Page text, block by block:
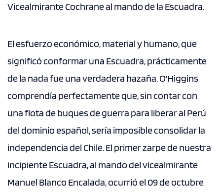
Vicealmirante Cochrane al mando de la Escuadra.
El esfuerzo económico, material y humano, que
significó conformar una Escuadra, prácticamente
de la nada fue una verdadera hazaña. O’Higgins
comprendía perfectamente que, sin contar con
una flota de buques de guerra para liberar al Perú
del dominio español, sería imposible consolidar la
independencia del Chile. El primer zarpe de nuestra
incipiente Escuadra, al mando del vicealmirante
Manuel Blanco Encalada, ocurrió el 09 de octubre